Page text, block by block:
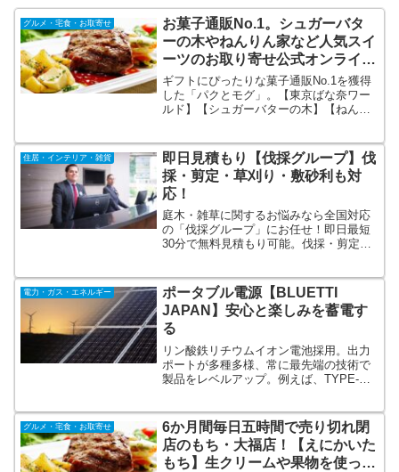
グルメ・宅食・お取寄せ
お菓子通販No.1。シュガーバタ
ーの木やねんりん家など人気スイ
ーツのお取り寄せ公式オンライン
ショップ
ギフトにぴったりな菓子通販No.1を獲得
した「パクとモグ」。【東京ばな奈ワー
ルド】【シュガーバターの木】【ねんり
スイーツブランドを取り扱う公式オンラ
インショップです。
住居・インテリア・雑貨
即日見積もり【伐採グループ】伐
採・剪定・草刈り・敷砂利も対
応！
庭木・雑草に関するお悩みなら全国対応
の「伐採グループ」にお任せ！即日最短
30分で無料見積もり可能。伐採・剪定・
て・アパート・マンション・駐車場・畑
でもOK！お庭のお悩み、庭木1本からで
も駆けつけます！
電力・ガス・エネルギー
ポータブル電源【BLUETTI
JAPAN】安心と楽しみを蓄電す
る
リン酸鉄リチウムイオン電池採用。出力
ポートが多種多様、常に最先端の技術で
製品をレベルアップ。例えば、TYPE-
採用で安全・安心。純正弦波で家電に優
しい。保証期間2年。キャンプ、車中泊、
防災に。
グルメ・宅食・お取寄せ
6か月間毎日五時間で売り切れ閉
店のもち・大福店！【えにかいた
もち】生クリームや果物を使った